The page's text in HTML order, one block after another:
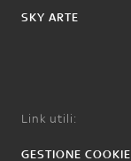
SKY ARTE
Link utili:
GESTIONE COOKIE